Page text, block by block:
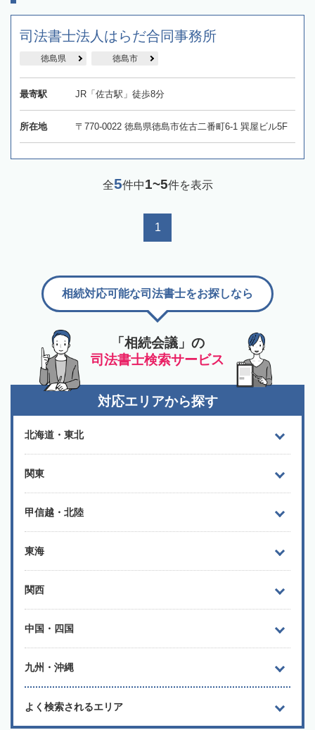
司法書士法人はらだ合同事務所
徳島県 徳島市
最寄駅 JR「佐古駅」徒歩8分
所在地 〒770-0022 徳島県徳島市佐古二番町6-1 巽屋ビル5F
全5件中1~5件を表示
1
「相続会議」の
司法書士検索サービス
相続対応可能な司法書士をお探しなら
対応エリアから探す
北海道・東北
関東
甲信越・北陸
東海
関西
中国・四国
九州・沖縄
よく検索されるエリア